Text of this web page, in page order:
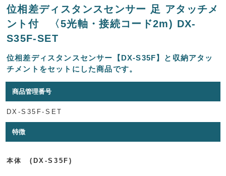
位相差ディスタンスセンサー 足 アタッチメ
ント付 〈5光軸・接続コード2m) DX-
S35F-SET
位相差ディスタンスセンサー【DX-S35F】と収納アタッ
チメントをセットにした商品です。
商品管理番号
DX-S35F-SET
特徴
本体 (DX-S35F)